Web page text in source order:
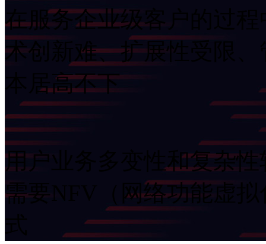
在服务企业级客户的过程中
术创新难、扩展性受限
本居高不下
用户业务多变性和复杂性较
需要NFV（网络功能虚